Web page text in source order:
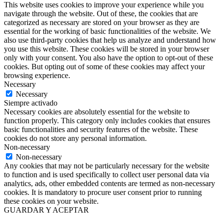
This website uses cookies to improve your experience while you
navigate through the website. Out of these, the cookies that are
categorized as necessary are stored on your browser as they are
essential for the working of basic functionalities of the website. We
also use third-party cookies that help us analyze and understand how
you use this website. These cookies will be stored in your browser
only with your consent. You also have the option to opt-out of these
cookies. But opting out of some of these cookies may affect your
browsing experience.
Necessary
Necessary
Siempre activado
Necessary cookies are absolutely essential for the website to
function properly. This category only includes cookies that ensures
basic functionalities and security features of the website. These
cookies do not store any personal information.
Non-necessary
Non-necessary
Any cookies that may not be particularly necessary for the website
to function and is used specifically to collect user personal data via
analytics, ads, other embedded contents are termed as non-necessary
cookies. It is mandatory to procure user consent prior to running
these cookies on your website.
GUARDAR Y ACEPTAR